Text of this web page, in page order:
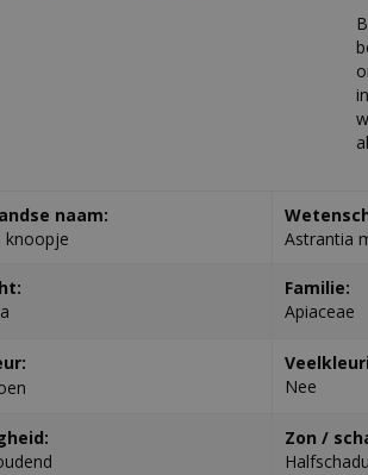
naam:
knoopje
Astrantia
Familie:
Apiaceae
Nee
Zon /